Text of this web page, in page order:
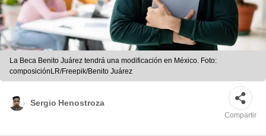
La Beca Benito Juárez tendrá una modificación en México. Foto:
composiciónLR/Freepik/Benito Juárez
Sergio Henostroza
Compartir